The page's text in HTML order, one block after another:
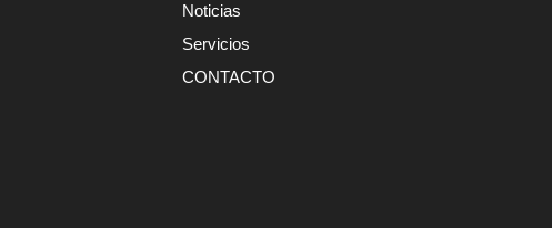
Noticias
Servicios
CONTACTO